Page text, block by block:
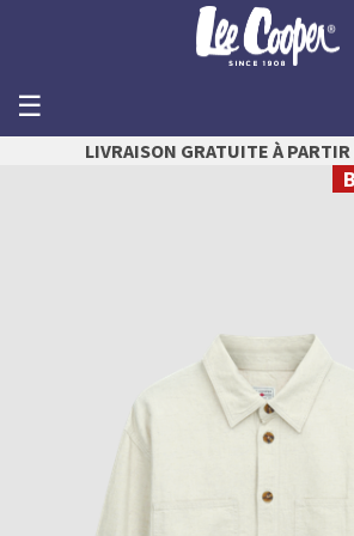
☰
LIVRAISON GRATUITE À